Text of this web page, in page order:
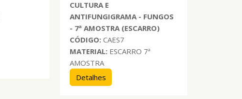
CULTURA E
ANTIFUNGIGRAMA - FUNGOS
- 7ª AMOSTRA (ESCARRO)
CÓDIGO:CAES7
MATERIAL: ESCARRO 7ª
AMOSTRA
Detalhes